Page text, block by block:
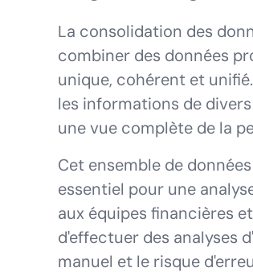
La consolidation des
combiner des données
unique, cohérent et
les informations de divers
une vue complète de la
Cet ensemble de
essentiel pour une
aux équipes financières
d'effectuer des analyses
manuel et le risque